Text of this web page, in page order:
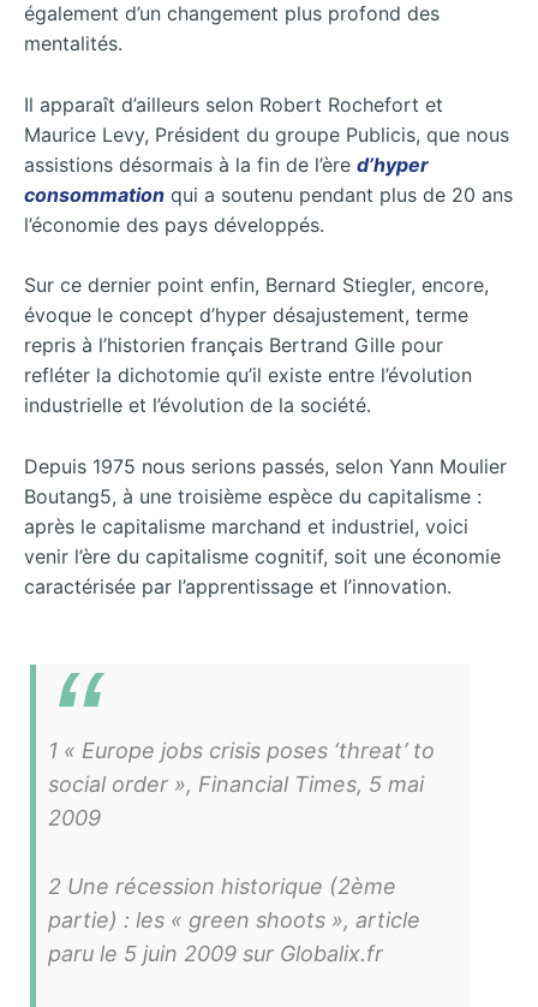
également d’un changement plus profond des
mentalités.
Il apparaît d’ailleurs selon Robert Rochefort et
Maurice Levy, Président du groupe Publicis, que nous
assistions désormais à la fin de l’ère d’hyper
consommation qui a soutenu pendant plus de 20 ans
l’économie des pays développés.
Sur ce dernier point enfin, Bernard Stiegler, encore,
évoque le concept d’hyper désajustement, terme
repris à l’historien français Bertrand Gille pour
refléter la dichotomie qu’il existe entre l’évolution
industrielle et l’évolution de la société.
Depuis 1975 nous serions passés, selon Yann Moulier
Boutang5, à une troisième espèce du capitalisme :
après le capitalisme marchand et industriel, voici
venir l’ère du capitalisme cognitif, soit une économie
caractérisée par l’apprentissage et l’innovation.
1 « Europe jobs crisis poses ‘threat’ to
social order », Financial Times, 5 mai
2009
2 Une récession historique (2ème
partie) : les « green shoots », article
paru le 5 juin 2009 sur Globalix.fr